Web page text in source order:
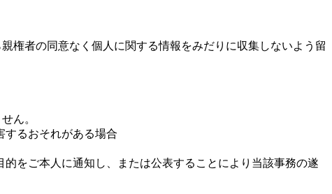
権者の同意なく個人に関する情報をみだりに収集しないよう留
ん。
するおそれがある場合
をご本人に通知し、または公表することにより当該事務の遂